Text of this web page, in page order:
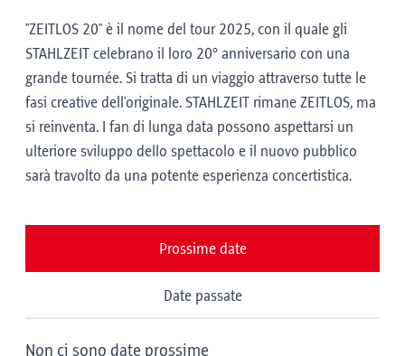
"ZEITLOS 20" è il nome del tour 2025, con il quale gli
STAHLZEIT celebrano il loro 20° anniversario con una
grande tournée. Si tratta di un viaggio attraverso tutte le
fasi creative dell'originale. STAHLZEIT rimane ZEITLOS, ma
si reinventa. I fan di lunga data possono aspettarsi un
ulteriore sviluppo dello spettacolo e il nuovo pubblico
sarà travolto da una potente esperienza concertistica.
Prossime date
Date passate
Non ci sono date prossime